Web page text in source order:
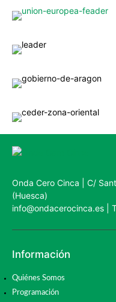
Onda Cero Cinca | C/
(Huesca)
info@ondacerocinca.es |
Información
Quiénes Somos
Programación